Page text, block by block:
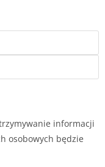
informacji
osobowych będzie